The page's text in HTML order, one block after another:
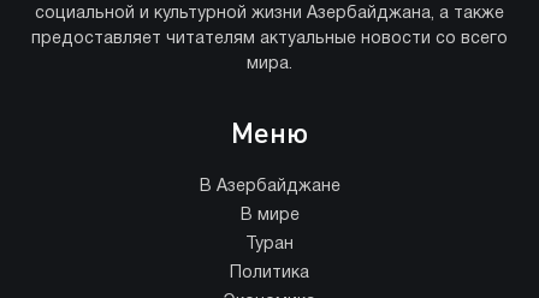
социальной и культурной жизни Азербайджана, а также
предоставляет читателям актуальные новости со всего
мира.
Меню
В Азербайджане
В мире
Туран
Политика